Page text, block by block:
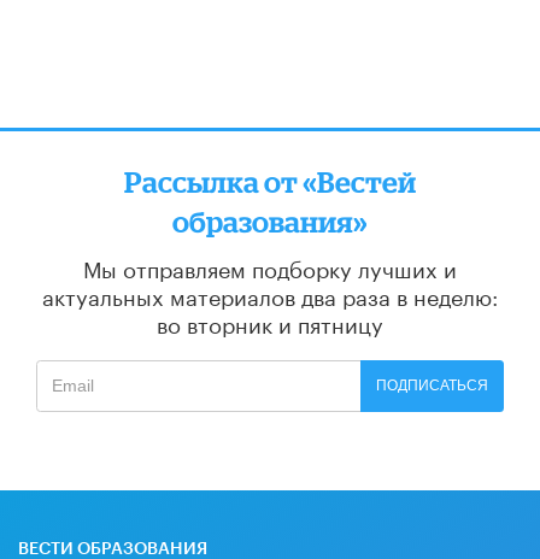
Рассылка от «Вестей
образования»
Мы отправляем подборку лучших и
актуальных материалов два раза в неделю:
во вторник и пятницу
ПОДПИСАТЬСЯ
ВЕСТИ ОБРАЗОВАНИЯ